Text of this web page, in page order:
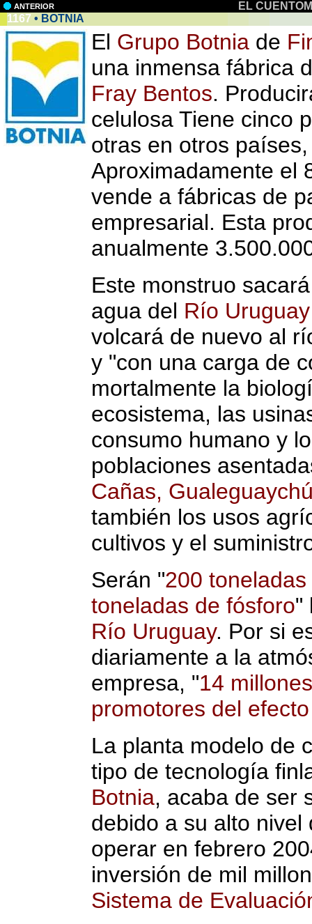
ANTERIOR
EL
1167 • BOTNIA
El Grupo Botnia de
una inmensa fábrica
Fray Bentos.
celulosa Tiene cinco
otras en otros
Aproximadamente el
vende a fábricas de
empresarial. Esta
anualmente
Este monstruo
agua del Río Uruguay
volcará de nuevo al
y "con una carga de
mortalmente la
ecosistema, las
consumo humano y
poblaciones
Cañas,
también los usos
cultivos y el
Serán "200
toneladas de fósforo"
Río Uruguay. Por si
diariamente a la
empresa, "14
promotores del
La planta modelo de
tipo de tecnología
Botnia, acaba de ser
debido a su alto
operar en febrero
inversión de mil
Sistema de